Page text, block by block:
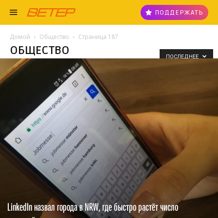
ПОДДЕРЖАТЬ
Домой Общество Страница 187
ОБЩЕСТВО ПОСЛЕДНЕЕ
LinkedIn назвал города в NRW, где быстро растёт число